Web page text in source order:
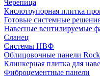
Черепица
Кислотоупорная плитка
Готовые системные
Навесные вентилируемые
Сланец
Системы НВФ
Облицовочные панели
Клинкерная плитка для
Фиброцементные панели